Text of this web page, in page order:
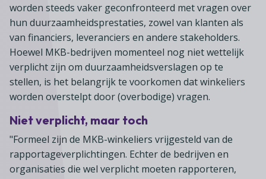
worden steeds vaker geconfronteerd met vragen over
hun duurzaamheidsprestaties, zowel van klanten als
van financiers, leveranciers en andere stakeholders.
Hoewel MKB-bedrijven momenteel nog niet wettelijk
verplicht zijn om duurzaamheidsverslagen op te
stellen, is het belangrijk te voorkomen dat winkeliers
worden overstelpt door (overbodige) vragen.
Niet verplicht, maar toch
"Formeel zijn de MKB-winkeliers vrijgesteld van de
rapportageverplichtingen. Echter de bedrijven en
organisaties die wel verplicht moeten rapporteren,